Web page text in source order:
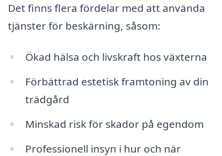
Det finns flera fördelar med att använda
tjänster för beskärning, såsom:
Ökad hälsa och livskraft hos växterna
Förbättrad estetisk framtoning av din
trädgård
Minskad risk för skador på egendom
Professionell insyn i hur och när